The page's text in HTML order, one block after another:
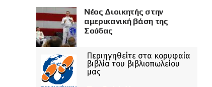
Νέος Διοικητής στην
αμερικανική βάση της
Σούδας
Περιηγηθείτε στα κορυφαία
βιβλία του βιβλιοπωλείου
μας